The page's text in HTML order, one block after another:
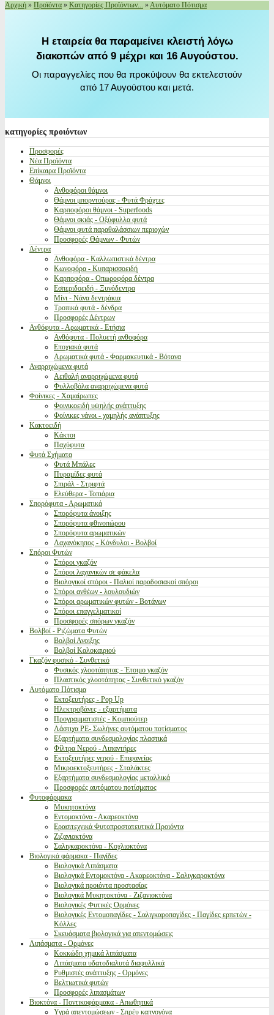
Αρχική » Προϊόντα » Κατηγορίες Προϊόντων... »Αυτόματο Πότισμα
Η εταιρεία θα παραμείνει κλειστή λόγω
διακοπών από 9 μέχρι και 16 Αυγούστου.
Οι παραγγελίες που θα προκύψουν θα εκτελεστούν
από 17 Αυγούστου και μετά.
κατηγορίες προιόντων
Προσφορές
Νέα Προϊόντα
Επίκαιρα Προϊόντα
Θάμνοι
Ανθοφόροι θάμνοι
Θάμνοι μπορντούρας - Φυτά Φράχτες
Καρποφόροι θάμνοι - Superfoods
Θάμνοι σκιάς - Οξύφυλλα φυτά
Θάμνοι φυτά παραθαλάσσιων περιοχών
Προσφορές Θάμνων - Φυτών
Δέντρα
Ανθοφόρα - Καλλωπιστικά δέντρα
Κωνοφόρα - Κυπαρισσοειδή
Καρποφόρα - Οπωροφόρα δέντρα
Εσπεριδοειδή - Ξυνόδεντρα
Μίνι - Νάνα δεντράκια
Τροπικά φυτά - δένδρα
Προσφορές Δέντρων
Ανθόφυτα - Αρωματικά - Ετήσια
Ανθόφυτα - Πολυετή ανθοφόρα
Εποχιακά φυτά
Αρωματικά φυτά - Φαρμακευτικά - Βότανα
Αναρριχώμενα φυτά
Αειθαλή αναρριχώμενα φυτά
Φυλλοβόλα αναρριχώμενα φυτά
Φοίνικες - Χαμαίρωπες
Φοινικοειδή υψηλής ανάπτυξης
Φοίνικες νάνοι - χαμηλής ανάπτυξης
Κακτοειδή
Κάκτοι
Παχύφυτα
Φυτά Σχήματα
Φυτά Μπάλες
Πυραμίδες φυτά
Σπιράλ - Στριφτά
Ελεύθερα - Τοπιάρια
Σπορόφυτα - Αρωματικά
Σπορόφυτα άνοιξης
Σπορόφυτα φθινοπώρου
Σπορόφυτα αρωματικών
Λαχανόκηπος - Κόνδυλοι - Βολβοί
Σπόροι Φυτών
Σπόροι γκαζόν
Σπόροι λαχανικών σε φάκελα
Βιολογικοί σπόροι - Παλιοί παραδοσιακοί σπόροι
Σπόροι ανθέων - λουλουδιών
Σπόροι αρωματικών φυτών - Βοτάνων
Σπόροι επαγγελματικοί
Προσφορές σπόρων γκαζόν
Βολβοί - Ριζώματα Φυτών
Βολβοί Ανοιξης
Βολβοί Καλοκαιριού
Γκαζόν φυσικό - Συνθετικό
Φυσικός χλοοτάπητας - Έτοιμο γκαζόν
Πλαστικός χλοοτάπητας - Συνθετικό γκαζόν
Αυτόματο Πότισμα
Εκτοξευτήρες - Pop Up
Ηλεκτροβάνες - εξαρτήματα
Προγραμματιστές - Κομπιούτερ
Λάστιχα PE- Σωλήνες αυτόματου ποτίσματος
Εξαρτήματα συνδεσμολογίας πλαστικά
Φίλτρα Νερού - Λιπαντήρες
Εκτοξευτήρες νερού - Επιφανείας
Μικροεκτοξευτήρες - Σταλάκτες
Εξαρτήματα συνδεσμολογίας μεταλλικά
Προσφορές αυτόματου ποτίσματος
Φυτοφάρμακα
Μυκητοκτόνα
Εντομοκτόνα - Ακαρεοκτόνα
Ερασιτεχνικά Φυτοπροστατευτικά Προιόντα
Ζιζανιοκτόνα
Σαλιγκαροκτόνα - Κοχλιοκτόνα
Βιολογικά φάρμακα - Παγίδες
Βιολογικά Λιπάσματα
Βιολογικά Εντομοκτόνα - Ακαρεοκτόνα - Σαλιγκαροκτόνα
Βιολογικά προιόντα προστασίας
Βιολογικά Μυκητοκτόνα - Ζιζανιοκτόνα
Βιολογικές Φυτικές Ορμόνες
Βιολογικές Εντομοπαγίδες - Σαλιγκαροπαγίδες - Παγίδες ερπετών -
Κόλλες
Σκευάσματα βιολογικά για απεντομώσεις
Λιπάσματα - Ορμόνες
Κοκκώδη χημικά λιπάσματα
Λιπάσματα υδατοδιαλυτά διαφυλλικά
Ρυθμιστές ανάπτυξης - Ορμόνες
Βελτιωτικά φυτών
Προσφορές λιπασμάτων
Βιοκτόνα - Ποντικοφάρμακα - Απωθητικά
Υγρά απεντομώσεων - Σπρέυ καπνογόνα